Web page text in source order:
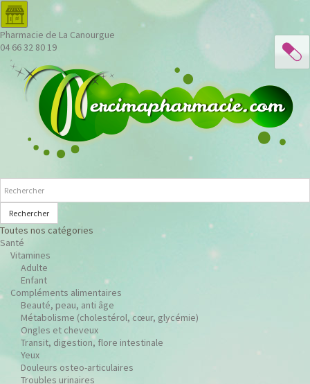
Pharmacie de La Canourgue
04 66 32 80 19
Rechercher
Toutes nos catégories
Santé
Vitamines
Adulte
Enfant
Compléments alimentaires
Beauté, peau, anti âge
Métabolisme (cholestérol, cœur, glycémie)
Ongles et cheveux
Transit, digestion, flore intestinale
Yeux
Douleurs osteo-articulaires
Troubles urinaires